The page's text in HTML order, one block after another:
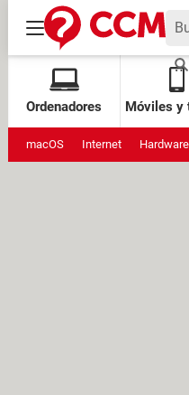
Ordenadores Móviles y
macOS Internet Hardware